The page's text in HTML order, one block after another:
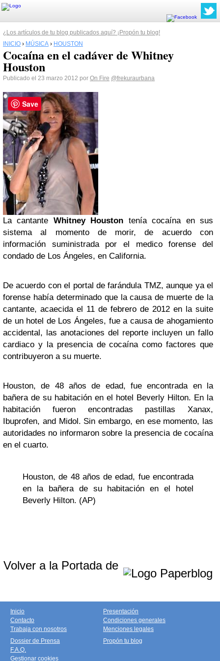
¿Los artículos de tu blog publicados aquí? ¡Propón tu blog!
INICIO › MÚSICA › HOUSTON
Cocaína en el cadáver de Whitney
Houston
Publicado el 23 marzo 2012 por On Fire @frekuraurbana
La cantante Whitney Houston tenía cocaína en sus
sistema al momento de morir, de acuerdo con
información suministrada por el medico forense del
condado de Los Ángeles, en California.
De acuerdo con el portal de farándula TMZ, aunque ya el
forense había determinado que la causa de muerte de la
cantante, acaecida el 11 de febrero de 2012 en la suite
de un hotel de Los Ángeles, fue a causa de ahogamiento
accidental, las anotaciones del reporte incluyen un fallo
cardiaco y la presencia de cocaína como factores que
contribuyeron a su muerte.
Houston, de 48 años de edad, fue encontrada en la
bañera de su habitación en el hotel Beverly Hilton. En la
habitación fueron encontradas pastillas Xanax,
Ibuprofen, and Midol. Sin embargo, en ese momento, las
autoridades no informaron sobre la presencia de cocaína
en el cuarto.
Houston, de 48 años de edad, fue encontrada
en la bañera de su habitación en el hotel
Beverly Hilton. (AP)
Volver a la Portada de
Inicio
Contacto
Trabaja con nosotros
Presentación
Condiciones generales
Menciones legales
Dossier de Prensa
F.A.Q.
Gestionar cookies
Propón tu blog
Save